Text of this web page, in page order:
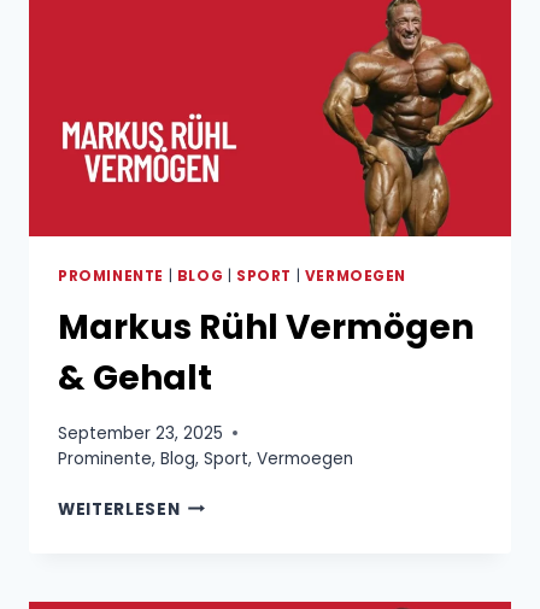
PROMINENTE BLOG SPORT VERMOEGEN
Markus Rühl Vermögen
& Gehalt
September 23, 2025
Prominente, Blog, Sport, Vermoegen
WEITERLESENMARKUS
GEHALT